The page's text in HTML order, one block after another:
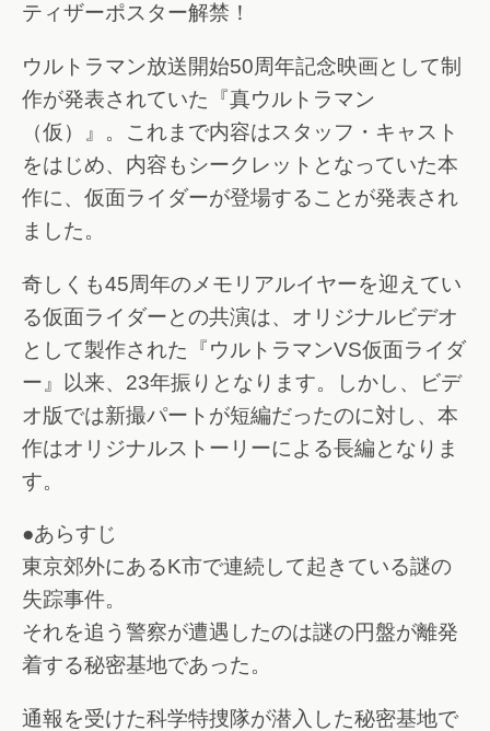
ティザーポスター解禁！
ウルトラマン放送開始50周年記念映画として制
作が発表されていた『真ウルトラマン
（仮）』。これまで内容はスタッフ・キャスト
をはじめ、内容もシークレットとなっていた本
作に、仮面ライダーが登場することが発表され
ました。
奇しくも45周年のメモリアルイヤーを迎えてい
る仮面ライダーとの共演は、オリジナルビデオ
として製作された『ウルトラマンVS仮面ライダ
ー』以来、23年振りとなります。しかし、ビデ
オ版では新撮パートが短編だったのに対し、本
作はオリジナルストーリーによる長編となりま
す。
●あらすじ
東京郊外にあるK市で連続して起きている謎の
失踪事件。
それを追う警察が遭遇したのは謎の円盤が離発
着する秘密基地であった。
通報を受けた科学特捜隊が潜入した秘密基地で